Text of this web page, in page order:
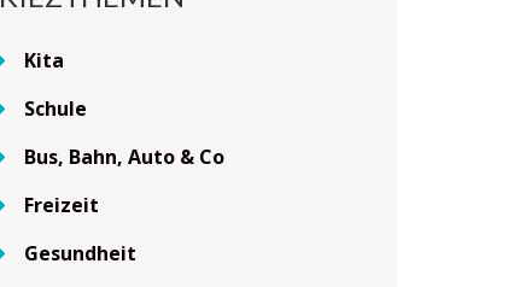
Kita
Schule
Bus, Bahn, Auto & Co
Freizeit
Gesundheit